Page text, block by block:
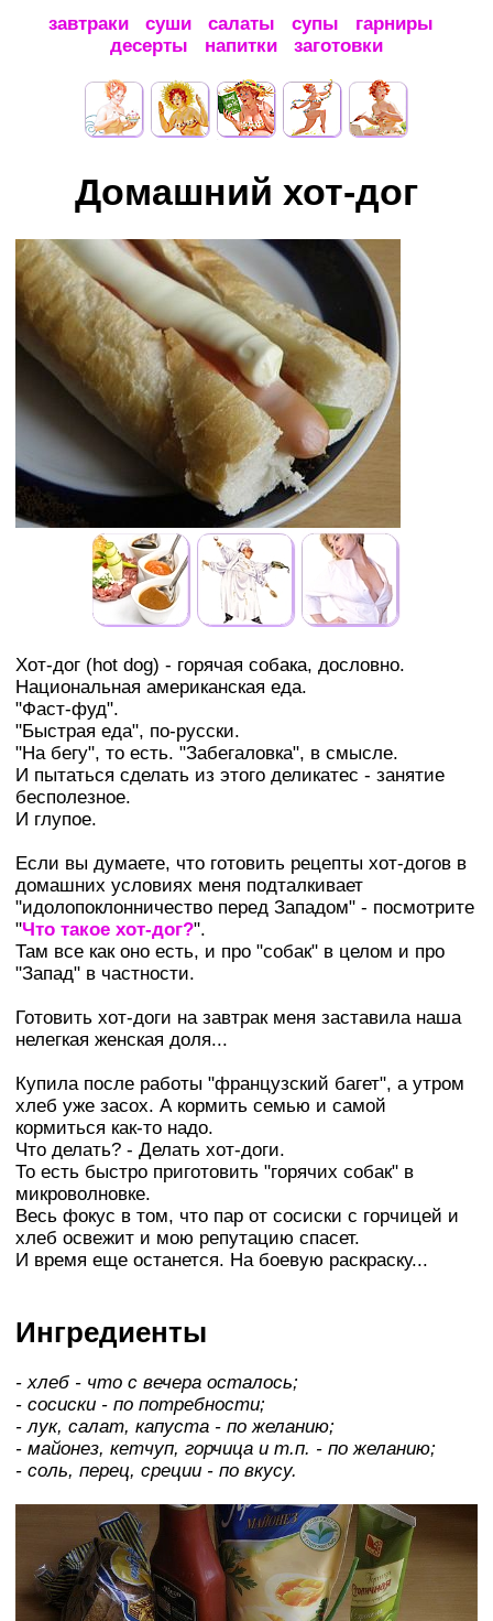
завтраки суши салаты супы
гарниры
десерты
напитки заготовки
Домашний хот-дог
Хот-дог (hot dog) - горячая собака, дословно.
Национальная американская еда.
"Фаст-фуд".
"Быстрая еда", по-русски.
"На бегу", то есть. "Забегаловка", в смысле.
И пытаться сделать из этого деликатес - занятие
бесполезное.
И глупое.
Если вы думаете, что готовить рецепты хот-догов в
домашних условиях меня подталкивает
"идолопоклонничество перед Западом" - посмотрите
"Что такое хот-дог?".
Там все как оно есть, и про "собак" в целом и про
"Запад" в частности.
Готовить хот-доги на завтрак меня заставила наша
нелегкая женская доля...
Купила после работы "французский багет", а утром
хлеб уже засох. А кормить семью и самой
кормиться как-то надо.
Что делать? - Делать хот-доги.
То есть быстро приготовить "горячих собак" в
микроволновке.
Весь фокус в том, что пар от сосиски с горчицей и
хлеб освежит и мою репутацию спасет.
И время еще останется. На боевую раскраску...
Ингредиенты
- хлеб - что с вечера осталось;
- сосиски - по потребности;
- лук, салат, капуста - по желанию;
- майонез, кетчуп, горчица и т.п. - по желанию;
- соль, перец, среции - по вкусу.